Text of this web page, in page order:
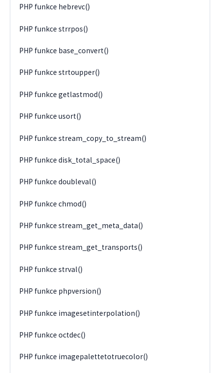
PHP funkce hebrevc()
PHP funkce strrpos()
PHP funkce base_convert()
PHP funkce strtoupper()
PHP funkce getlastmod()
PHP funkce usort()
PHP funkce stream_copy_to_stream()
PHP funkce disk_total_space()
PHP funkce doubleval()
PHP funkce chmod()
PHP funkce stream_get_meta_data()
PHP funkce stream_get_transports()
PHP funkce strval()
PHP funkce phpversion()
PHP funkce imagesetinterpolation()
PHP funkce octdec()
PHP funkce imagepalettetotruecolor()